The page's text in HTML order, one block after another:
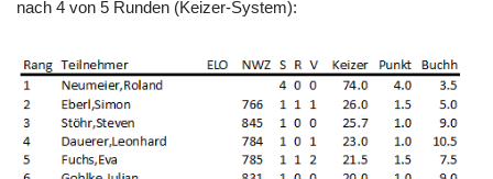
nach 4 von 5 Runden (Keizer-System):